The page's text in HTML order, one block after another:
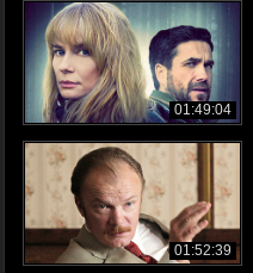
01:49:04
01:52:39